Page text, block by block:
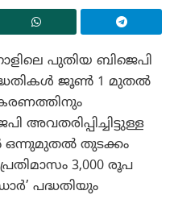
പുതിയ ബിജെപി
ജൂൺ 1 മുതൽ
അവതരിപ്പിച്ചിട്ടുള്ള
ഒന്നുമുതൽ തുടക്കം
3,000 രൂപ
പദ്ധതിയും